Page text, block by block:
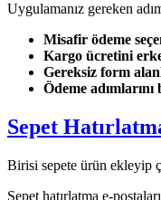
Uygulamanız gereken
Misafir ödeme
Kargo ücretini
Gereksiz form
Ödeme
Sepet
Birisi sepete ürün ekleyip
Sepet hatırlatma e-